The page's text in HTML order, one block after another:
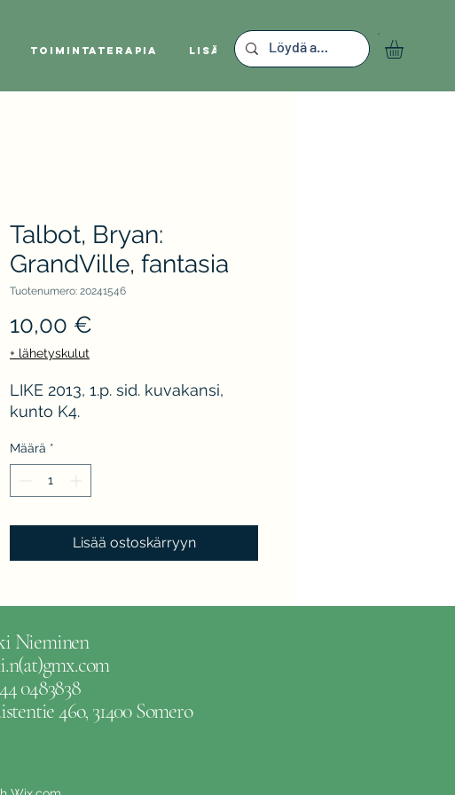
Toimintaterapia Lisää
Talbot, Bryan:
GrandVille, fantasia
Tuotenumero: 20241546
10,00 €
+ lähetyskulut
LIKE 2013, 1.p. sid. kuvakansi,
kunto K4.
Määrä *
Lisää ostoskärryyn
Nieminen
0483838
46o, 31400 Somero